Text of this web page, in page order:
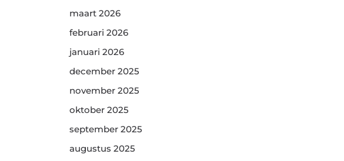
maart 2026
februari 2026
januari 2026
december 2025
november 2025
oktober 2025
september 2025
augustus 2025